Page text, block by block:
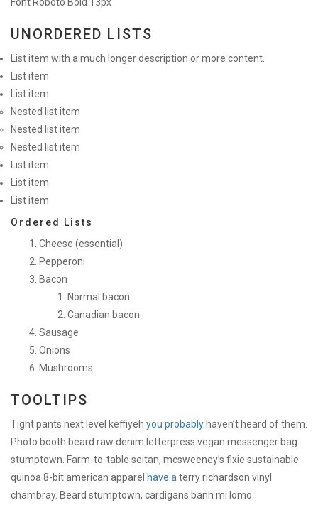
UNORDERED LISTS
List item with a much longer description or more content.
List item
List item
Nested list item
Nested list item
Nested list item
List item
List item
List item
Ordered Lists
Cheese (essential)
Pepperoni
Bacon
Normal bacon
Canadian bacon
Sausage
Onions
Mushrooms
TOOLTIPS
Tight pants next level keffiyeh you probably haven’t heard of them.
Photo booth beard raw denim letterpress vegan messenger bag
stumptown. Farm-to-table seitan, mcsweeney’s fixie sustainable
quinoa 8-bit american apparel have a terry richardson vinyl
chambray. Beard stumptown, cardigans banh mi lomo